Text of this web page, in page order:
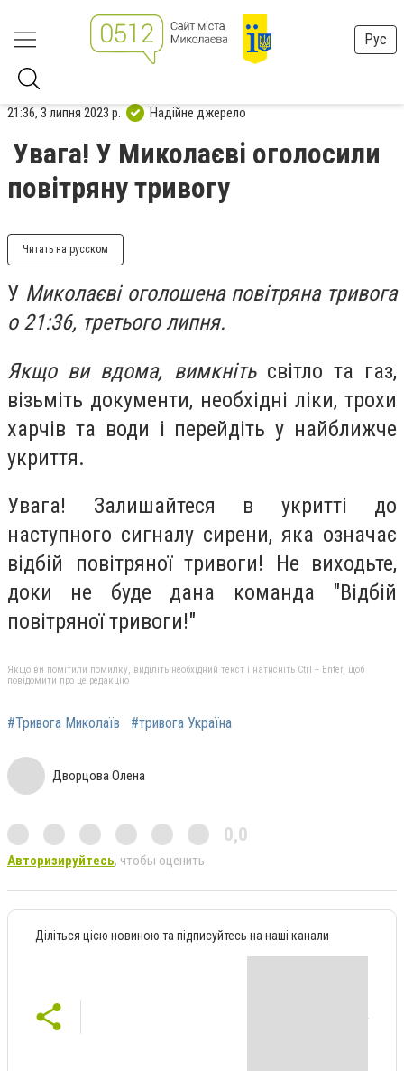
Рус
21:36, 3 липня 2023 р. Надійне джерело
Увага! У Миколаєві оголосили
повітряну тривогу
Читать на русском
У Миколаєві оголошена повітряна тривога
о 21:36, третього липня.
Якщо ви вдома, вимкнітьсвітло та газ,
візьміть документи, необхідні ліки, трохи
харчів та води і перейдіть у найближче
укриття.
Увага! Залишайтеся в укритті до
наступного сигналу сирени, яка означає
відбій повітряної тривоги! Не виходьте,
доки не буде дана команда "Відбій
повітряної тривоги!"
Якщо ви помітили помилку, виділіть необхідний текст і натисніть Ctrl + Enter, щоб
повідомити про це редакцію
#Тривога Миколаїв #тривога Україна
Дворцова Олена
0,0
Авторизируйтесь, чтобы оценить
Діліться цією новиною та підписуйтесь на наші канали